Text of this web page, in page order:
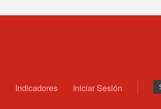
Indicadores Iniciar Sesión